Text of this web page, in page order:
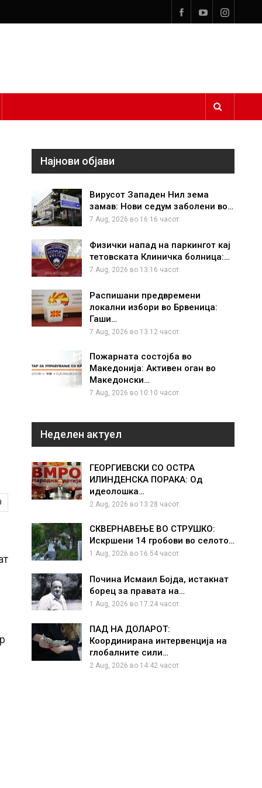
Најнови објави
Вирусот Западен Нил зема
замав: Нови седум заболени во…
7 Aug, 2026 во 16:16 часот.
Физички напад на паркингот кај
тетовската Клиничка болница:…
7 Aug, 2026 во 13:16 часот.
Распишани предвремени
локални избори во Брвеница:
Гаши…
7 Aug, 2026 во 13:12 часот.
Пожарната состојба во
Македонија: Активен оган во
Македонски…
7 Aug, 2026 во 10:10 часот.
Неделен актуел
ГЕОРГИЕВСКИ СО ОСТРА
ИЛИНДЕНСКА ПОРАКА: Од
идеолошка…
2 Aug, 2026 во 13:28 часот.
СКВЕРНАВЕЊЕ ВО СТРУШКО:
Искршени 14 гробови во селото…
1 Aug, 2026 во 16:54 часот.
Почина Исмаил Бојда, истакнат
борец за правата на…
1 Aug, 2026 во 17:24 часот.
ПАД НА ДОЛАРОТ:
Координирана интервенција на
глобалните сили…
2 Aug, 2026 во 14:42 часот.